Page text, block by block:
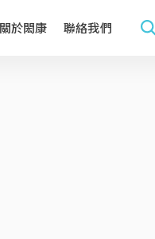
關於閎康 聯絡我們